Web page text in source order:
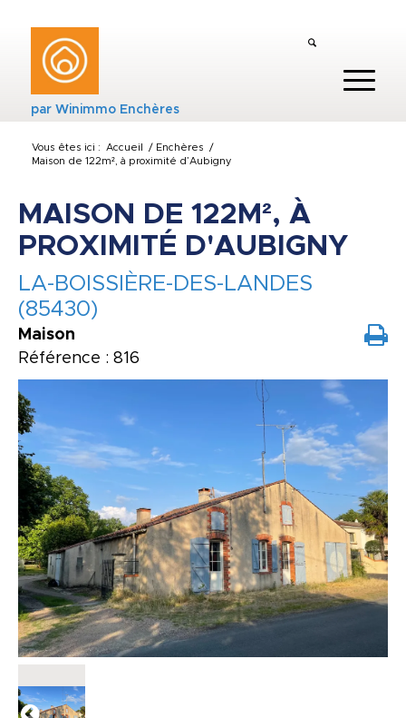
parWinimmo Enchères
Vous êtes ici : Accueil / Enchères
/
Maison de 122m², à proximité d’Aubigny
MAISON DE 122M², À
PROXIMITÉ D'AUBIGNY
LA-BOISSIÈRE-DES-LANDES
(85430)
Maison
Référence : 816